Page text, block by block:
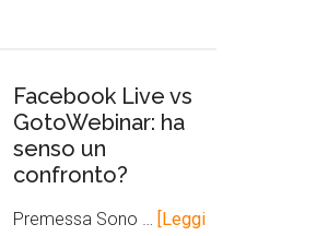
Facebook Live vs
GotoWebinar: ha
senso un
confronto?
Premessa Sono …
[Leggi